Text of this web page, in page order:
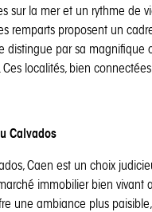
sur la mer et un rythme de
remparts proposent un
distingue par sa magnifique
Ces localités, bien
Calvados
Caen est un choix
immobilier bien vivant
une ambiance plus